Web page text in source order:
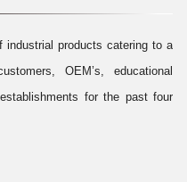
குறுக்கு பிரிவை அடைய
industrial products catering to a
OEM’s, educational
for the past four
professionals, we procure &